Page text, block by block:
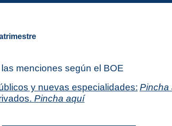
menciones según el BOE
y nuevas especialidades: Pincha
Pincha aquí